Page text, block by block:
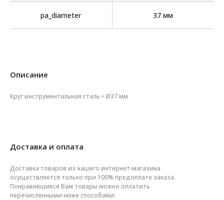
pa_diameter 37 мм
Описание
Круг инструментальная сталь • Ø37 мм
Доставка и оплата
Доставка товаров из нашего интернет-магазина
осуществляется только при 100% предоплате заказа.
Понравившиеся Вам товары можно оплатить
перечисленными ниже способами: